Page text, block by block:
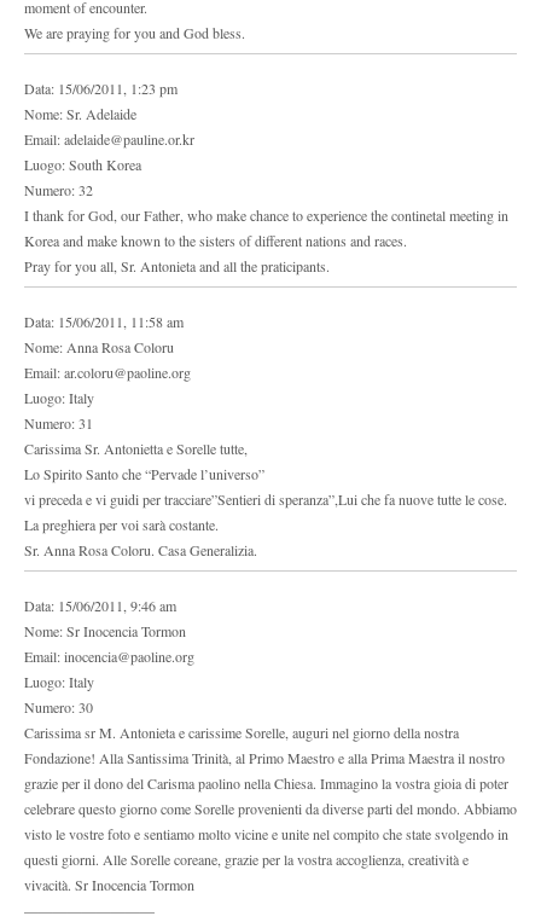
moment of encounter.
We are praying for you and God bless.
Data: 15/06/2011, 1:23 pm
Nome: Sr. Adelaide
Email: adelaide@pauline.or.kr
Luogo: South Korea
Numero: 32
I thank for God, our Father, who make chance to experience the continetal meeting in
Korea and make known to the sisters of different nations and races.
Pray for you all, Sr. Antonieta and all the praticipants.
Data: 15/06/2011, 11:58 am
Nome: Anna Rosa Coloru
Email: ar.coloru@paoline.org
Luogo: Italy
Numero: 31
Carissima Sr. Antonietta e Sorelle tutte,
Lo Spirito Santo che “Pervade l’universo”
vi preceda e vi guidi per tracciare”Sentieri di speranza”,Lui che fa nuove tutte le cose.
La preghiera per voi sarà costante.
Sr. Anna Rosa Coloru. Casa Generalizia.
Data: 15/06/2011, 9:46 am
Nome: Sr Inocencia Tormon
Email: inocencia@paoline.org
Luogo: Italy
Numero: 30
Carissima sr M. Antonieta e carissime Sorelle, auguri nel giorno della nostra
Fondazione! Alla Santissima Trinità, al Primo Maestro e alla Prima Maestra il nostro
grazie per il dono del Carisma paolino nella Chiesa. Immagino la vostra gioia di poter
celebrare questo giorno come Sorelle provenienti da diverse parti del mondo. Abbiamo
visto le vostre foto e sentiamo molto vicine e unite nel compito che state svolgendo in
questi giorni. Alle Sorelle coreane, grazie per la vostra accoglienza, creatività e
vivacità. Sr Inocencia Tormon
—————————